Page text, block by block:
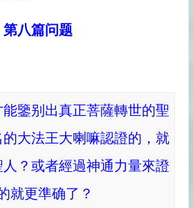
第八篇问题
鑒别出真正菩薩轉世的聖
的大法王大喇嘛認證的，就
？或者經過神通力量來證
就更準确了？